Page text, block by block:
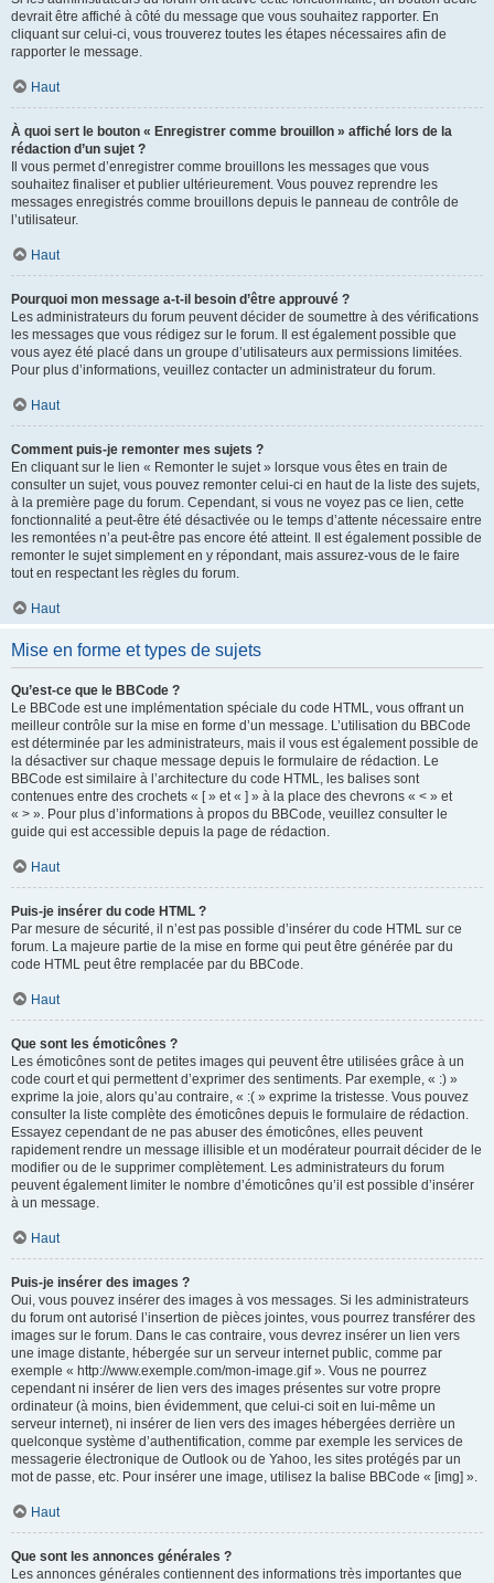
devrait être affiché à côté du message que vous souhaitez rapporter. En
cliquant sur celui-ci, vous trouverez toutes les étapes nécessaires afin de
rapporter le message.
Haut
À quoi sert le bouton « Enregistrer comme brouillon » affiché lors de la
rédaction d’un sujet ?
Il vous permet d’enregistrer comme brouillons les messages que vous
souhaitez finaliser et publier ultérieurement. Vous pouvez reprendre les
messages enregistrés comme brouillons depuis le panneau de contrôle de
l’utilisateur.
Haut
Pourquoi mon message a-t-il besoin d’être approuvé ?
Les administrateurs du forum peuvent décider de soumettre à des vérifications
les messages que vous rédigez sur le forum. Il est également possible que
vous ayez été placé dans un groupe d’utilisateurs aux permissions limitées.
Pour plus d’informations, veuillez contacter un administrateur du forum.
Haut
Comment puis-je remonter mes sujets ?
En cliquant sur le lien « Remonter le sujet » lorsque vous êtes en train de
consulter un sujet, vous pouvez remonter celui-ci en haut de la liste des sujets,
à la première page du forum. Cependant, si vous ne voyez pas ce lien, cette
fonctionnalité a peut-être été désactivée ou le temps d’attente nécessaire entre
les remontées n’a peut-être pas encore été atteint. Il est également possible de
remonter le sujet simplement en y répondant, mais assurez-vous de le faire
tout en respectant les règles du forum.
Haut
Mise en forme et types de sujets
Qu’est-ce que le BBCode ?
Le BBCode est une implémentation spéciale du code HTML, vous offrant un
meilleur contrôle sur la mise en forme d’un message. L’utilisation du BBCode
est déterminée par les administrateurs, mais il vous est également possible de
la désactiver sur chaque message depuis le formulaire de rédaction. Le
BBCode est similaire à l’architecture du code HTML, les balises sont
contenues entre des crochets « [ » et « ] » à la place des chevrons « < » et
« > ». Pour plus d’informations à propos du BBCode, veuillez consulter le
guide qui est accessible depuis la page de rédaction.
Haut
Puis-je insérer du code HTML ?
Par mesure de sécurité, il n’est pas possible d’insérer du code HTML sur ce
forum. La majeure partie de la mise en forme qui peut être générée par du
code HTML peut être remplacée par du BBCode.
Haut
Que sont les émoticônes ?
Les émoticônes sont de petites images qui peuvent être utilisées grâce à un
code court et qui permettent d’exprimer des sentiments. Par exemple, « :) »
exprime la joie, alors qu’au contraire, « :( » exprime la tristesse. Vous pouvez
consulter la liste complète des émoticônes depuis le formulaire de rédaction.
Essayez cependant de ne pas abuser des émoticônes, elles peuvent
rapidement rendre un message illisible et un modérateur pourrait décider de le
modifier ou de le supprimer complètement. Les administrateurs du forum
peuvent également limiter le nombre d’émoticônes qu’il est possible d’insérer
à un message.
Haut
Puis-je insérer des images ?
Oui, vous pouvez insérer des images à vos messages. Si les administrateurs
du forum ont autorisé l’insertion de pièces jointes, vous pourrez transférer des
images sur le forum. Dans le cas contraire, vous devrez insérer un lien vers
une image distante, hébergée sur un serveur internet public, comme par
exemple « http://www.exemple.com/mon-image.gif ». Vous ne pourrez
cependant ni insérer de lien vers des images présentes sur votre propre
ordinateur (à moins, bien évidemment, que celui-ci soit en lui-même un
serveur internet), ni insérer de lien vers des images hébergées derrière un
quelconque système d’authentification, comme par exemple les services de
messagerie électronique de Outlook ou de Yahoo, les sites protégés par un
mot de passe, etc. Pour insérer une image, utilisez la balise BBCode « [img] ».
Haut
Que sont les annonces générales ?
Les annonces générales contiennent des informations très importantes que